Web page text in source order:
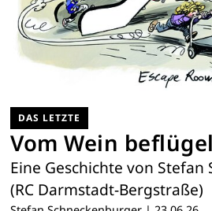
DAS LETZTE
Vom Wein
Eine Geschichte von
(RC Darmstadt-Bergstraße)